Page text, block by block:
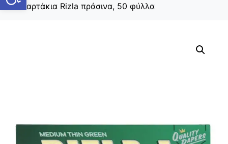
Χαρτάκια Rizla πράσινα, 50 φύλλα